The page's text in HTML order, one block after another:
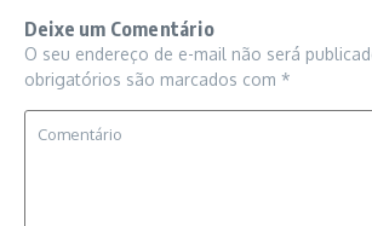
Deixe um Comentário
O seu endereço de e-mail não será
obrigatórios são marcados com *